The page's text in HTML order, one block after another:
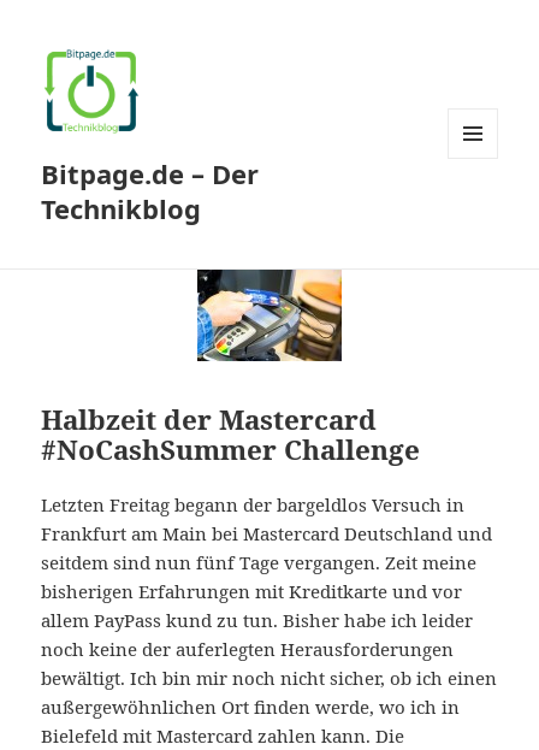
Bitpage.de – Der
Technikblog
Halbzeit der Mastercard
#NoCashSummer Challenge
Letzten Freitag begann der bargeldlos Versuch in
Frankfurt am Main bei Mastercard Deutschland und
seitdem sind nun fünf Tage vergangen. Zeit meine
bisherigen Erfahrungen mit Kreditkarte und vor
allem PayPass kund zu tun. Bisher habe ich leider
noch keine der auferlegten Herausforderungen
bewältigt. Ich bin mir noch nicht sicher, ob ich einen
außergewöhnlichen Ort finden werde, wo ich in
Bielefeld mit Mastercard zahlen kann. Die